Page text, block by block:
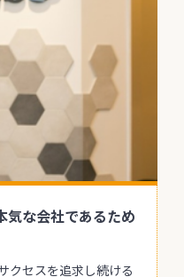
気な会社であるため
クセスを追求し続ける